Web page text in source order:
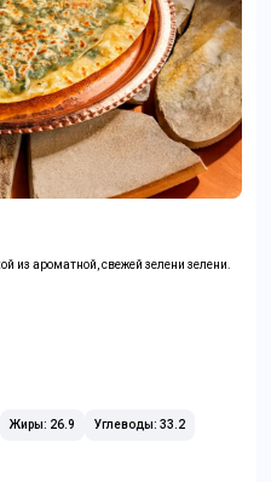
из ароматной, свежей зелени зелени.
Жиры: 26.9 Углеводы: 33.2